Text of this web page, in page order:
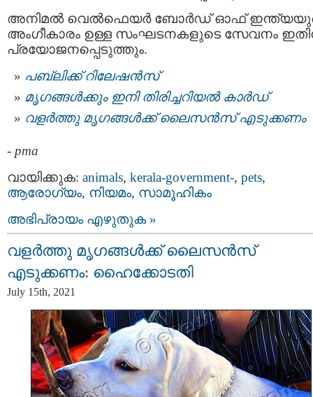
അനിമല്‍ വെല്‍ഫെയര്‍ ബോര്‍ഡ് ഓഫ്
അംഗീകാരം ഉള്ള സംഘടനകളുടെ സേവനം
പ്രയോജനപ്പെടുത്തും.
പബ്ലിക്ക് റിലേഷന്‍സ്
മൃഗങ്ങൾക്കും ഇനി തിരിച്ചറിയൽ കാർഡ്
വളർത്തു മൃഗങ്ങൾക്ക് ലൈസൻസ് എടുക്കണം
- pma
വായിക്കുക: animals, kerala-government-, pets,
ആരോഗ്യം, നിയമം, സാമൂഹികം
അഭിപ്രായം എഴുതുക »
വളർത്തു മൃഗങ്ങൾക്ക് ലൈസൻസ്
എടുക്കണം: ഹൈക്കോടതി
July 15th, 2021